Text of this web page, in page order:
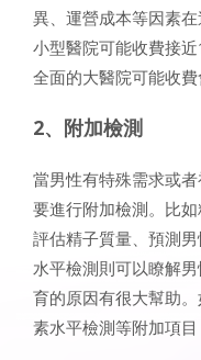
異、運營成本等因素
小型醫院可能收費接
全面的大醫院可能收費
​​2、附加檢測​​
當男性有特殊需求或
要進行附加檢測。比
評估精子質量、預測
水平檢測則可以瞭解
育的原因有很大幫助
素水平檢測等附加項